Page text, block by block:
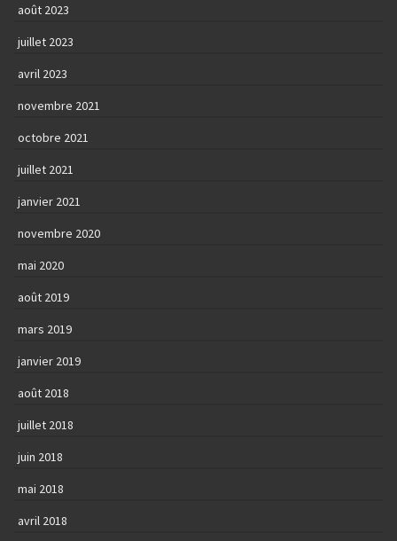
août 2023
juillet 2023
avril 2023
novembre 2021
octobre 2021
juillet 2021
janvier 2021
novembre 2020
mai 2020
août 2019
mars 2019
janvier 2019
août 2018
juillet 2018
juin 2018
mai 2018
avril 2018